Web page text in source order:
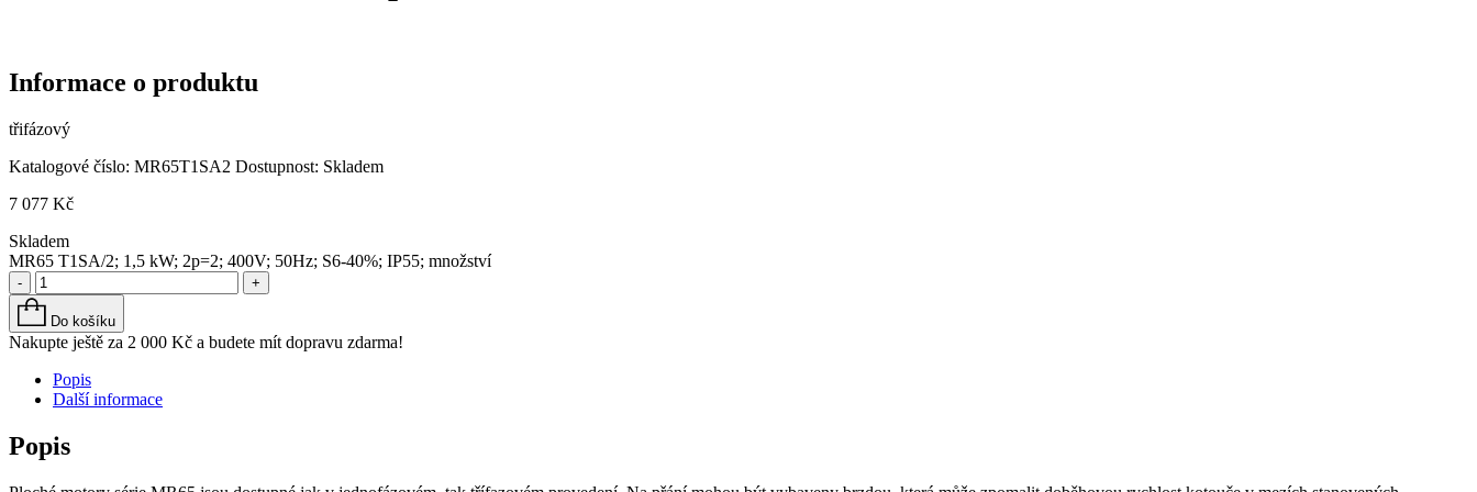
Informace o produktu
třifázový
Katalogové číslo: MR65T1SA2 Dostupnost: Skladem
7 077 Kč
Skladem
MR65 T1SA/2; 1,5 kW; 2p=2; 400V; 50Hz; S6-40%; IP55; množství
- +
Do košíku
Nakupte ještě za 2 000 Kč a budete mít dopravu zdarma!
Popis
Další informace
Popis